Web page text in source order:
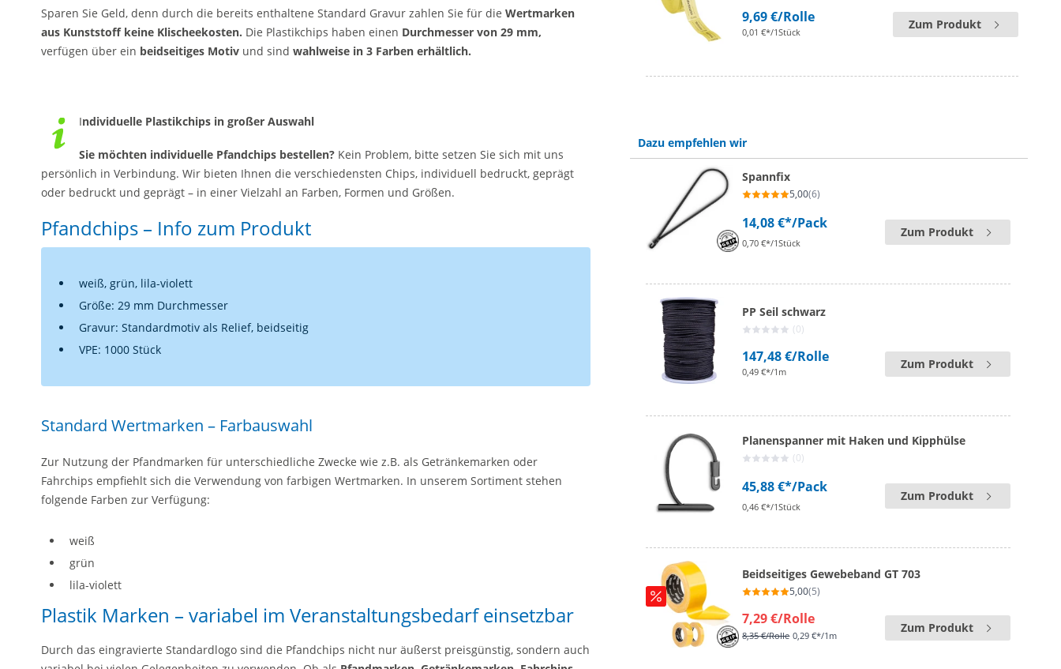
Sparen Sie Geld, denn durch die bereits enthaltene Standard Gravur zahlen Sie für die Wertmarken
aus Kunststoff keine Klischeekosten. Die Plastikchips haben einen Durchmesser von 29 mm,
verfügen über ein beidseitiges Motiv und sind wahlweise in 3 Farben erhältlich.
Individuelle Plastikchips in großer Auswahl
Sie möchten individuelle Pfandchips bestellen? Kein Problem, bitte setzen Sie sich mit uns
persönlich in Verbindung. Wir bieten Ihnen die verschiedensten Chips, individuell bedruckt, geprägt
oder bedruckt und geprägt – in einer Vielzahl an Farben, Formen und Größen.
Pfandchips – Info zum Produkt
weiß, grün, lila-violett
Größe: 29 mm Durchmesser
Gravur: Standardmotiv als Relief, beidseitig
VPE: 1000 Stück
Standard Wertmarken – Farbauswahl
Zur Nutzung der Pfandmarken für unterschiedliche Zwecke wie z.B. als Getränkemarken oder
Fahrchips empfiehlt sich die Verwendung von farbigen Wertmarken. In unserem Sortiment stehen
folgende Farben zur Verfügung:
weiß
grün
lila-violett
Plastik Marken – variabel im Veranstaltungsbedarf einsetzbar
Durch das eingravierte Standardlogo sind die Pfandchips nicht nur äußerst preisgünstig, sondern auch
9,69 €/Rolle
0,01 €*/1Stück
Zum Produkt
Dazu empfehlen wir
Spannfix
5,00(6)
14,08 €*/Pack
0,70 €*/1Stück
Zum Produkt
PP Seil schwarz
(0)
147,48 €/Rolle
0,49 €*/1m
Zum Produkt
Planenspanner mit Haken und Kipphülse
(0)
45,88 €*/Pack
0,46 €*/1Stück
Zum Produkt
Beidseitiges Gewebeband GT 703
5,00(5)
7,29 €/Rolle
8,35 €/Rolle 0,29 €*/1m
Zum Produkt